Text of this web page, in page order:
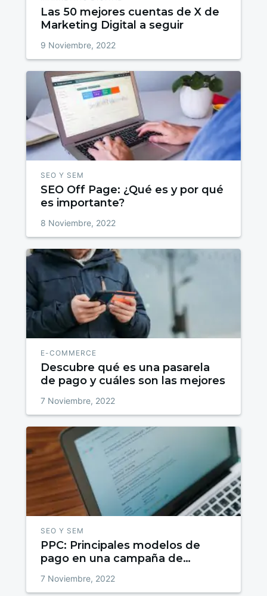
Las 50 mejores cuentas de X de
Marketing Digital a seguir
9 Noviembre, 2022
SEO Y SEM
SEO Off Page: ¿Qué es y por qué
es importante?
8 Noviembre, 2022
E-COMMERCE
Descubre qué es una pasarela
de pago y cuáles son las mejores
7 Noviembre, 2022
SEO Y SEM
PPC: Principales modelos de
pago en una campaña de
7 Noviembre, 2022